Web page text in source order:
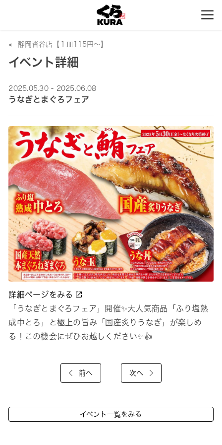
静岡沓谷店【１皿115円～】
イベント詳細
2025.05.30 - 2025.06.08
うなぎとまぐろフェア
詳細ページをみる
「うなぎとまぐろフェア」開催✨大人気商品「ふり塩熟
成中とろ」と極上の旨み「国産炙りうなぎ」が楽しめ
る！この機会にぜひお越しください✨👍
前へ 次へ
イベント一覧をみる